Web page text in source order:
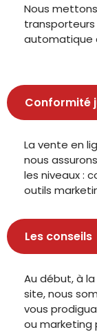
Nous
automatique
Conformité
La vente en
nous
les niveaux :
outils
Les conseils
Au début, à
site, nous
vous
ou marketing